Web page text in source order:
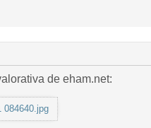
de eham.net:
084640.jpg